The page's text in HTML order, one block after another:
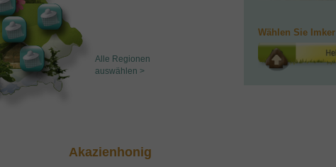
Alle Regionen
auswählen >
Wählen Sie
Akazienhonig